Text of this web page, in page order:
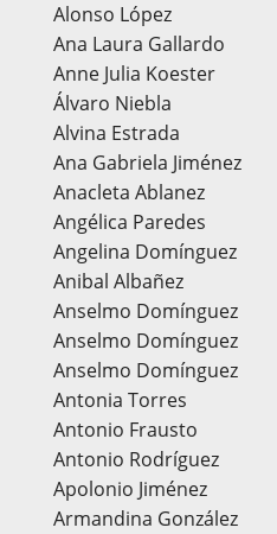
Alonso López
Ana Laura Gallardo
Anne Julia Koester
Álvaro Niebla
Alvina Estrada
Ana Gabriela Jiménez
Anacleta Ablanez
Angélica Paredes
Angelina Domínguez
Anibal Albañez
Anselmo Domínguez
Anselmo Domínguez
Anselmo Domínguez
Antonia Torres
Antonio Frausto
Antonio Rodríguez
Apolonio Jiménez
Armandina González